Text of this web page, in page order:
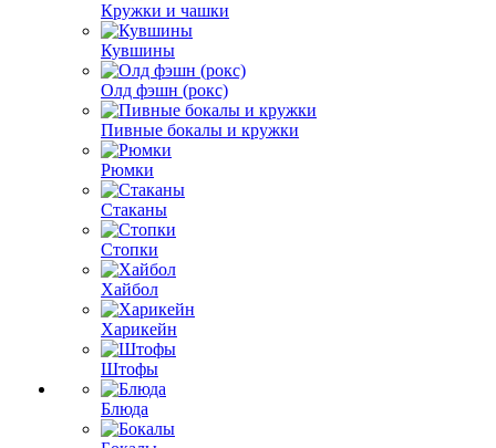
Кружки и чашки
Кувшины
Олд фэшн (рокс)
Пивные бокалы и кружки
Рюмки
Стаканы
Стопки
Хайбол
Харикейн
Штофы
Блюда